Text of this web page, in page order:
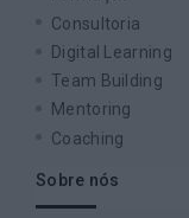
Consultoria
Digital Learning
Team Building
Mentoring
Coaching
Sobre nós